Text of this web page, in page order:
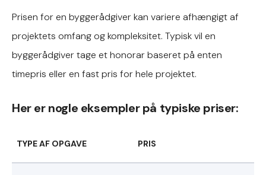
Prisen for en byggerådgiver kan variere afhængigt af
projektets omfang og kompleksitet. Typisk vil en
byggerådgiver tage et honorar baseret på enten
timepris eller en fast pris for hele projektet.
Her er nogle eksempler på typiske priser:
TYPE AF OPGAVE PRIS